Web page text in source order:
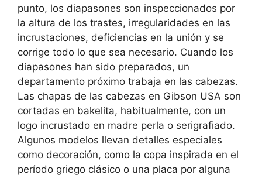
punto, los diapasones son inspeccionados por
la altura de los trastes, irregularidades en las
incrustaciones, deficiencias en la unión y se
corrige todo lo que sea necesario. Cuando los
diapasones han sido preparados, un
departamento próximo trabaja en las cabezas.
Las chapas de las cabezas en Gibson USA son
cortadas en bakelita, habitualmente, con un
logo incrustado en madre perla o serigrafiado.
Algunos modelos llevan detalles especiales
como decoración, como la copa inspirada en el
período griego clásico o una placa por alguna